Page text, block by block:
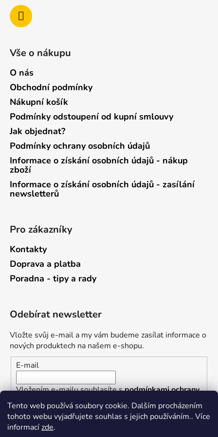
Tento web používá soubory cookie. Dalším procházením
tohoto webu vyjadřujete souhlas s jejich používáním.. Více
informacízde.
Vše o nákupu
O nás
Obchodní podmínky
Nákupní košík
Podmínky odstoupení od kupní smlouvy
Jak objednat?
Podmínky ochrany osobních údajů
Informace o získání osobních údajů - nákup
zboží
Informace o získání osobních údajů - zasílání
newsletterů
Pro zákazníky
Kontakty
Doprava a platba
Poradna - tipy a rady
Odebírat newsletter
Vložte svůj e-mail a my vám budeme zasílat informace o
nových produktech na našem e-shopu.
E-mail
Vložením e-mailu souhlasíte spodmínkami ochrany
osobních údajů
PŘIHLÁSIT SE